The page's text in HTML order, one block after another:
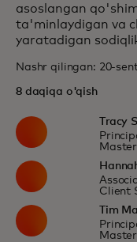
asoslangan
ta'minlaydigan va
yaratadigan
Nashr qilingan: 20-
8 daqiqa o'qish
Tracy
Client
Tim